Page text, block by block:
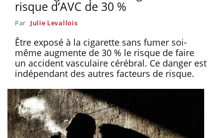
risque d’AVC de 30 %
Par Julie Levallois
Être exposé à la cigarette sans fumer soi-
même augmente de 30 % le risque de faire
un accident vasculaire cérébral. Ce danger est
indépendant des autres facteurs de risque.